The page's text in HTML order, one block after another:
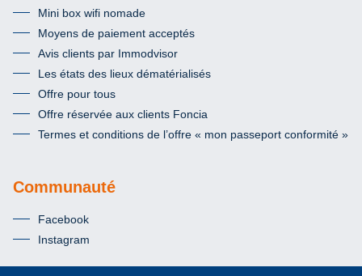
Mini box wifi nomade
Moyens de paiement acceptés
Avis clients par Immodvisor
Les états des lieux dématérialisés
Offre pour tous
Offre réservée aux clients Foncia
Termes et conditions de l’offre « mon passeport conformité »
Communauté
Facebook
Instagram